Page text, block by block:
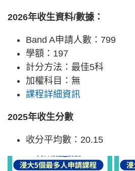
2026年收生資料/數據：
Band A申請人數：799
學額：197
計分方法：最佳5科
加權科目：無
課程詳細資訊
2025年收生分數
收分平均數：20.15